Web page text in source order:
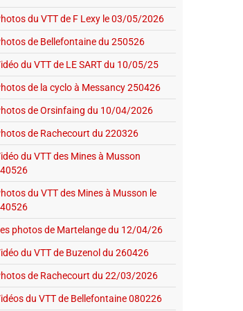
du VTT de F Lexy le 03/05/2026
de Bellefontaine du 250526
du VTT de LE SART du 10/05/25
de la cyclo à Messancy 250426
de Orsinfaing du 10/04/2026
de Rachecourt du 220326
du VTT des Mines à Musson
du VTT des Mines à Musson le
photos de Martelange du 12/04/26
du VTT de Buzenol du 260426
de Rachecourt du 22/03/2026
du VTT de Bellefontaine 080226